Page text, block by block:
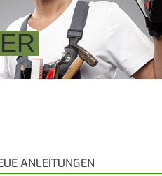
ANLEITUNGEN